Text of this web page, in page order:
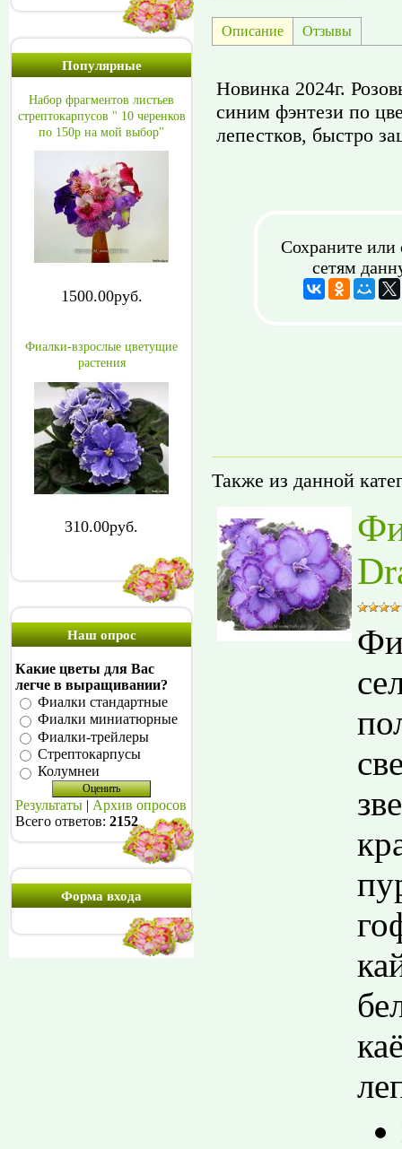
Популярные
Набор фрагментов листьев
стрептокарпусов " 10 черенков
по 150р на мой выбор"
1500.00руб.
Фиалки-взрослые цветущие
растения
310.00руб.
Наш опрос
Какие цветы для Вас
легче в выращивании?
Фиалки стандартные
Фиалки миниатюрные
Фиалки-трейлеры
Стрептокарпусы
Колумнеи
Результаты
Архив опросов
Всего ответов: 2152
Форма входа
Описание Отзывы
Новинка 2024г.
синим фэнтези по
лепестков, быстро
Сохраните или
сетям
Также из данной